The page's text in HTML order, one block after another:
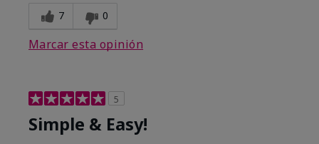
7 0
Marcar esta opinión
5
Simple & Easy!